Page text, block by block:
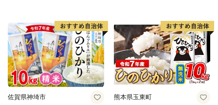
野町産 Elevation
佐賀県神埼市 熊本県玉東町